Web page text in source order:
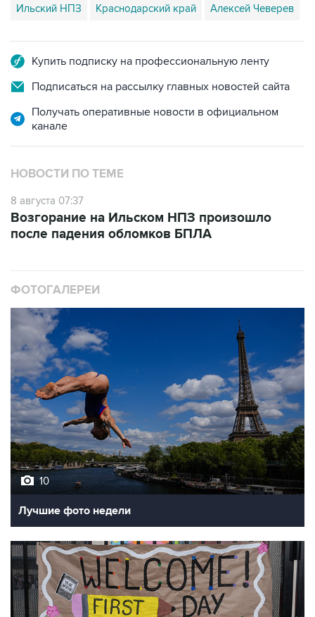
Ильский НПЗ Краснодарский край Алексей Чеверев
Купить подписку на профессиональную ленту
Подписаться на рассылку главных новостей сайта
Получать оперативные новости в официальном
канале
НОВОСТИ ПО ТЕМЕ
8 августа 07:37
Возгорание на Ильском НПЗ произошло
после падения обломков БПЛА
ФОТОГАЛЕРЕИ
10
Лучшие фото недели